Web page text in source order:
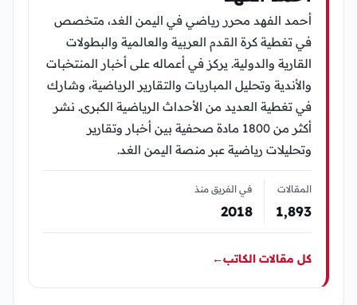
أحمد الفهد محرر رياضي في اليمن الغد، متخصص
في تغطية كرة القدم العربية والعالمية والبطولات
القارية والدولية. يركز في أعماله على أخبار المنتخبات
والأندية وتحليل المباريات والتقارير الرياضية، وشارك
في تغطية العديد من الأحداث الرياضية الكبرى. نشر
أكثر من 1800 مادة صحفية بين أخبار وتقارير
وتحليلات رياضية عبر منصة اليمن الغد.
المقالات
1٬893
في الفريق منذ
2018
كل مقالات الكاتب←